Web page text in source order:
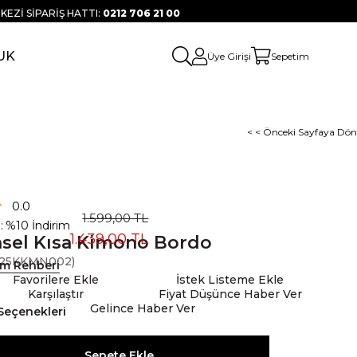
SİPARİŞ HATTI: 0212 706 21 00
Üye Girişi Sepetim
< < Önceki Sayfaya Dön
Kısa Kimono Bordo
0.0
: %10 İndirim 1.599,00 TL
1.439,00 TL
Rehberi
Favorilere Ekle
İstek Listeme Ekle
Karşılaştır
Fiyat Düşünce Haber Ver
Gelince Haber Ver